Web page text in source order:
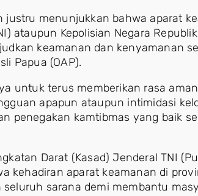
justru menunjukkan bahwa aparat
ataupun Kepolisian Negara
keamanan dan kenyamanan
Papua (OAP).
untuk terus memberikan rasa
apapun ataupun intimidasi
penegakan kamtibmas yang baik
Darat (Kasad) Jenderal TNI
kehadiran aparat keamanan di
sarana demi membantu